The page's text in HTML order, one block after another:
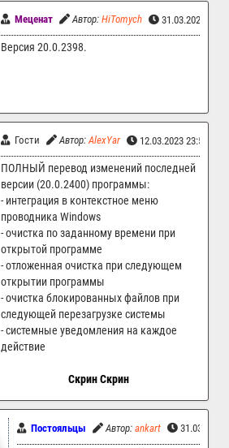
Меценат Автор: HiTomych 31.03.2023
Версия 20.0.2398.
Гости Автор:AlexYar 12.03.2023 23:55
ПОЛНЫЙ перевод изменений последней
версии (20.0.2400) программы:
- интеграция в контекстное меню
проводника Windows
- очистка по заданному времени при
открытой программе
- отложенная очистка при следующем
открытии программы
- очистка блокированных файлов при
следующей перезагрузке системы
- системные уведомления на каждое
действие
Скрин Скрин
Постояльцы Автор: ankart